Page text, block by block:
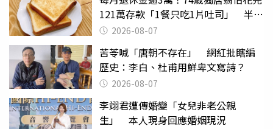
121萬存款「1餐只吃1片吐司」 半年
後暴瘦嚇壞女兒
2026-08-07
苦苓喊「唐朝不存在」 網紅批瞎編
歷史：李白、杜甫用鮮卑文寫詩？
2026-08-07
李翊君遭傳婚變「女兒非老公親
生」 本人現身回應婚姻現況